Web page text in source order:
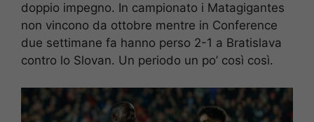
doppio impegno. In campionato i Matagigantes
non vincono da ottobre mentre in Conference
due settimane fa hanno perso 2-1 a Bratislava
contro lo Slovan. Un periodo un po’ così così.